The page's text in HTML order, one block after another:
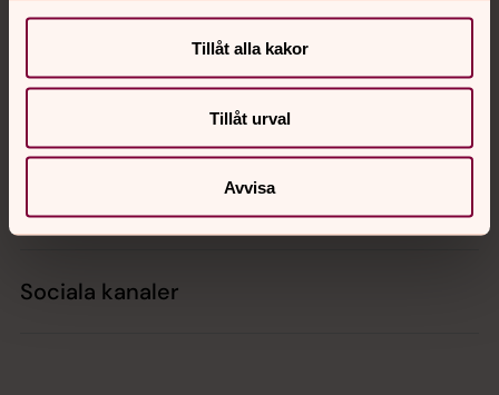
Tillåt alla kakor
Tillåt urval
Avvisa
Hitta snabbt
Sociala kanaler